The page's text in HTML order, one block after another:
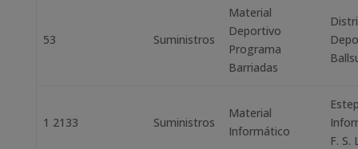
53 Suministros
Material
Deportivo
Programa
Barriadas
1 2133 Suministros
Material
Informático
F. S.